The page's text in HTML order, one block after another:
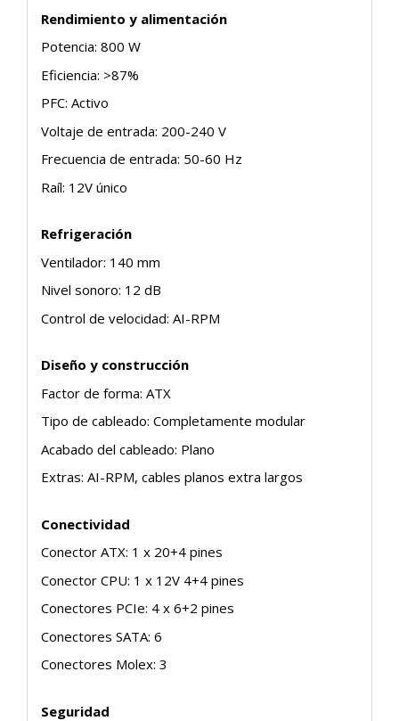
Rendimiento y alimentación
Potencia: 800 W
Eficiencia: >87%
PFC: Activo
Voltaje de entrada: 200-240 V
Frecuencia de entrada: 50-60 Hz
Raíl: 12V único
Refrigeración
Ventilador: 140 mm
Nivel sonoro: 12 dB
Control de velocidad: AI-RPM
Diseño y construcción
Factor de forma: ATX
Tipo de cableado: Completamente modular
Acabado del cableado: Plano
Extras: AI-RPM, cables planos extra largos
Conectividad
Conector ATX: 1 x 20+4 pines
Conector CPU: 1 x 12V 4+4 pines
Conectores PCIe: 4 x 6+2 pines
Conectores SATA: 6
Conectores Molex: 3
Seguridad